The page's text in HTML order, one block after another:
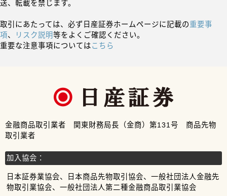
送、転載を禁じます。
取引にあたっては、必ず日産証券ホームページに記載の重要事
項、 リスク説明等をよくご確認ください。
重要な注意事項についてはこちら
金融商品取引業者 関東財務局長（金商）第131号 商品先物
取引業者
加入協会：
日本証券業協会、日本商品先物取引協会、一般社団法人金融先
物取引業協会、一般社団法人第二種金融商品取引業協会